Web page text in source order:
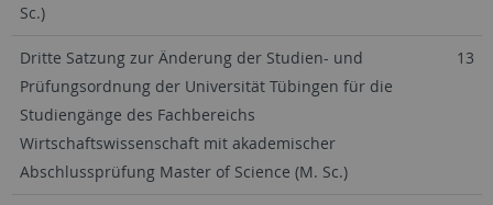
Sc.)
Dritte Satzung zur Änderung der Studien- und
Prüfungsordnung der Universität Tübingen für die
Studiengänge des Fachbereichs
Wirtschaftswissenschaft mit akademischer
Abschlussprüfung Master of Science (M. Sc.)
13